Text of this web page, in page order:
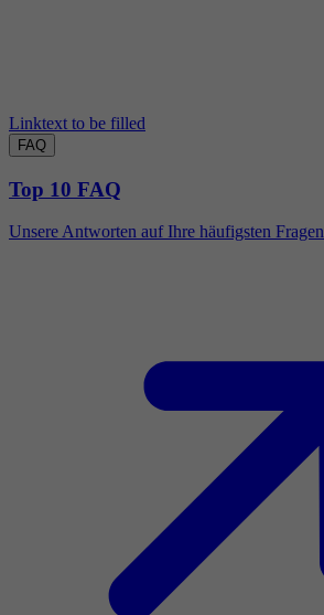
Linktext to be filled
FAQ
Top 10 FAQ
Unsere Antworten auf Ihre häufigsten Fragen